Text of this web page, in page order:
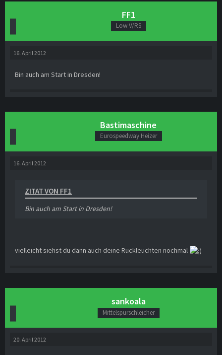
FF1
Low V/RS
16. April 2012
Bin auch am Start in Dresden!
Bastimaschine
Eurospeedway Heizer
16. April 2012
ZITAT VON FF1
Bin auch am Start in Dresden!
vielleicht siehst du dann auch deine Rückleuchten nochmal
sankoala
Mittelspurschleicher
20. April 2012